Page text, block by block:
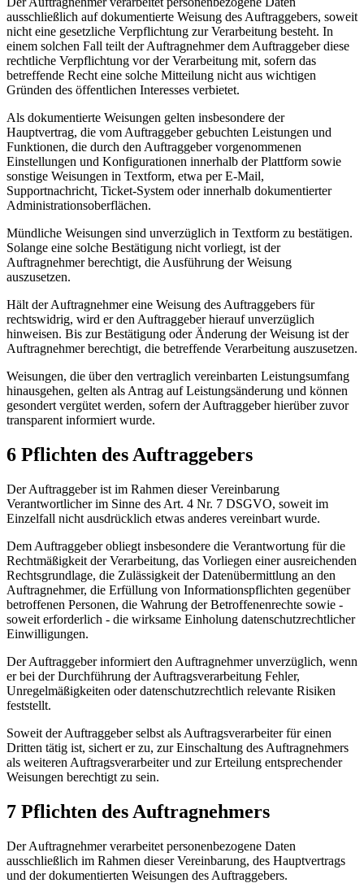
ausschließlich auf dokumentierte Weisung des Auftraggebers, soweit
nicht eine gesetzliche Verpflichtung zur Verarbeitung besteht. In
einem solchen Fall teilt der Auftragnehmer dem Auftraggeber diese
rechtliche Verpflichtung vor der Verarbeitung mit, sofern das
betreffende Recht eine solche Mitteilung nicht aus wichtigen
Gründen des öffentlichen Interesses verbietet.
Als dokumentierte Weisungen gelten insbesondere der
Hauptvertrag, die vom Auftraggeber gebuchten Leistungen und
Funktionen, die durch den Auftraggeber vorgenommenen
Einstellungen und Konfigurationen innerhalb der Plattform sowie
sonstige Weisungen in Textform, etwa per E-Mail,
Supportnachricht, Ticket-System oder innerhalb dokumentierter
Administrationsoberflächen.
Mündliche Weisungen sind unverzüglich in Textform zu bestätigen.
Solange eine solche Bestätigung nicht vorliegt, ist der
Auftragnehmer berechtigt, die Ausführung der Weisung
auszusetzen.
Hält der Auftragnehmer eine Weisung des Auftraggebers für
rechtswidrig, wird er den Auftraggeber hierauf unverzüglich
hinweisen. Bis zur Bestätigung oder Änderung der Weisung ist der
Auftragnehmer berechtigt, die betreffende Verarbeitung auszusetzen.
Weisungen, die über den vertraglich vereinbarten Leistungsumfang
hinausgehen, gelten als Antrag auf Leistungsänderung und können
gesondert vergütet werden, sofern der Auftraggeber hierüber zuvor
transparent informiert wurde.
6 Pflichten des Auftraggebers
Der Auftraggeber ist im Rahmen dieser Vereinbarung
Verantwortlicher im Sinne des Art. 4 Nr. 7 DSGVO, soweit im
Einzelfall nicht ausdrücklich etwas anderes vereinbart wurde.
Dem Auftraggeber obliegt insbesondere die Verantwortung für die
Rechtmäßigkeit der Verarbeitung, das Vorliegen einer ausreichenden
Rechtsgrundlage, die Zulässigkeit der Datenübermittlung an den
Auftragnehmer, die Erfüllung von Informationspflichten gegenüber
betroffenen Personen, die Wahrung der Betroffenenrechte sowie -
soweit erforderlich - die wirksame Einholung datenschutzrechtlicher
Einwilligungen.
Der Auftraggeber informiert den Auftragnehmer unverzüglich, wenn
er bei der Durchführung der Auftragsverarbeitung Fehler,
Unregelmäßigkeiten oder datenschutzrechtlich relevante Risiken
feststellt.
Soweit der Auftraggeber selbst als Auftragsverarbeiter für einen
Dritten tätig ist, sichert er zu, zur Einschaltung des Auftragnehmers
als weiteren Auftragsverarbeiter und zur Erteilung entsprechender
Weisungen berechtigt zu sein.
7 Pflichten des Auftragnehmers
Der Auftragnehmer verarbeitet personenbezogene Daten
ausschließlich im Rahmen dieser Vereinbarung, des Hauptvertrags
und der dokumentierten Weisungen des Auftraggebers.